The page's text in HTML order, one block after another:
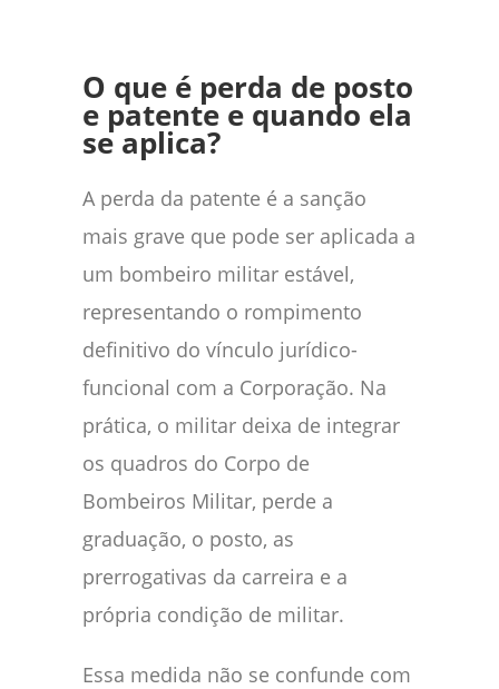
O que é perda de posto
e patente e quando ela
se aplica?
A perda da patente é a sanção
mais grave que pode ser aplicada a
um bombeiro militar estável,
representando o rompimento
definitivo do vínculo jurídico-
funcional com a Corporação. Na
prática, o militar deixa de integrar
os quadros do Corpo de
Bombeiros Militar, perde a
graduação, o posto, as
prerrogativas da carreira e a
própria condição de militar.
Essa medida não se confunde com